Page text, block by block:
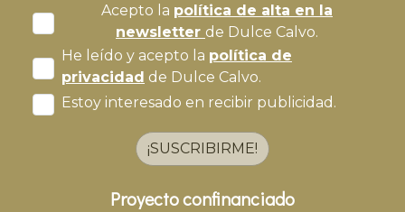
Acepto la política de alta en la
newsletter de Dulce Calvo.
He leído y acepto la política de
privacidad de Dulce Calvo.
Estoy interesado en recibir publicidad.
¡SUSCRIBIRME!
Proyecto confinanciado